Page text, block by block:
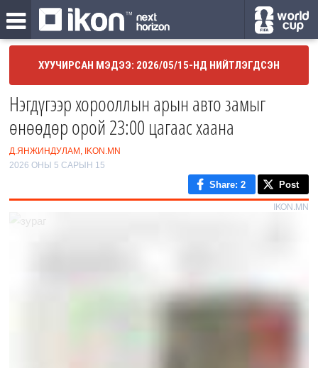
ХУУЧИРСАН МЭДЭЭ: 2026/05/15-НД НИЙТЛЭГДСЭН
Нэгдүгээр хорооллын арын авто замыг
өнөөдөр орой 23:00 цагаас хаана
Д.ЯНЖИНДУЛАМ, IKON.MN
2026 ОНЫ 5 САРЫН 15
Share: 2 Post
IKON.MN